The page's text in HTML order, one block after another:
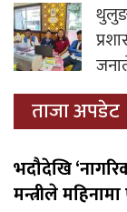
ताजा अपडेट
भदौदेखि
मन्त्रीले